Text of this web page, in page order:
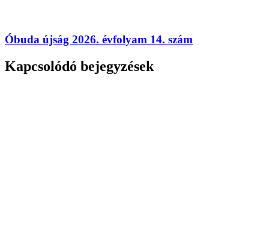
Óbuda újság 2026. évfolyam 14. szám
Kapcsolódó bejegyzések